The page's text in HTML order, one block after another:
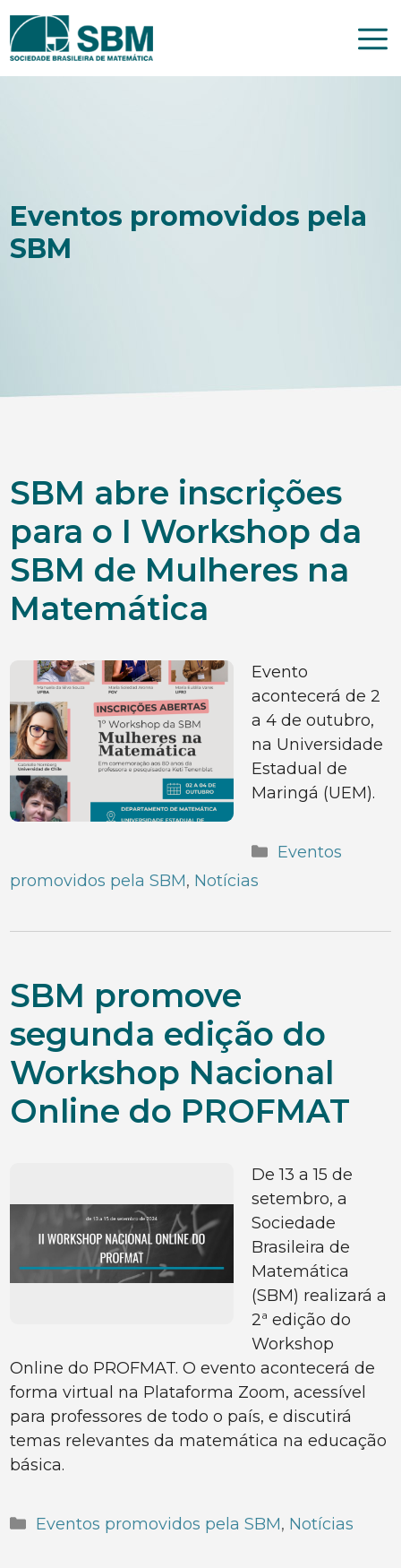
Pular
para
Eventos promovidos pela
SBM
SBM abre inscrições
para o I Workshop da
SBM de Mulheres na
Matemática
Evento
acontecerá de 2
a 4 de outubro,
na Universidade
Estadual de
Maringá (UEM).
Categorias
Eventos
promovidos pela SBM, Notícias
SBM promove
segunda edição do
Workshop Nacional
Online do PROFMAT
De 13 a 15 de
setembro, a
Sociedade
Brasileira de
Matemática
(SBM) realizará a
2ª edição do
Workshop
Online do PROFMAT. O evento acontecerá de
forma virtual na Plataforma Zoom, acessível
para professores de todo o país, e discutirá
temas relevantes da matemática na educação
básica.
Categorias
Eventos promovidos pela SBM, Notícias